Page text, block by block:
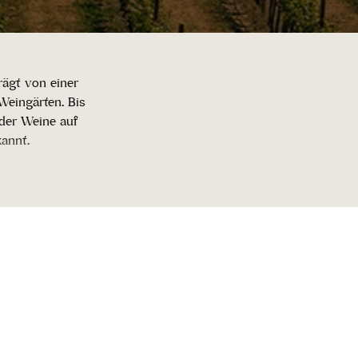
von einer
Bis
Weine auf
die